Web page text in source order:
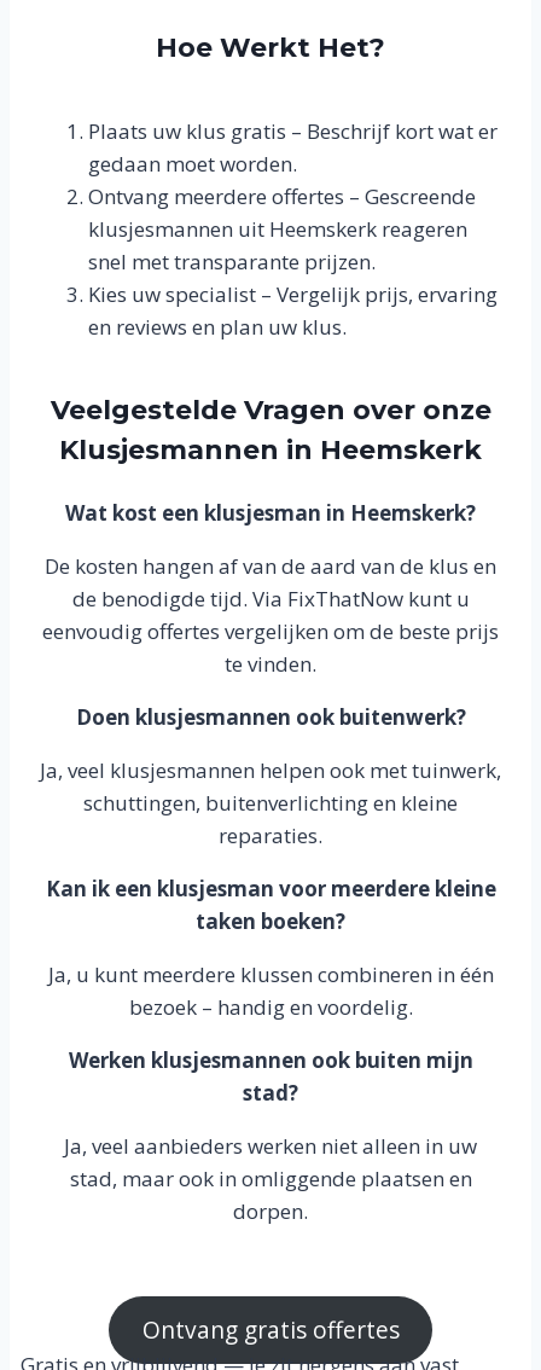
Hoe Werkt Het?
Plaats uw klus gratis – Beschrijf kort wat er
gedaan moet worden.
Ontvang meerdere offertes – Gescreende
klusjesmannen uit Heemskerk reageren
snel met transparante prijzen.
Kies uw specialist – Vergelijk prijs, ervaring
en reviews en plan uw klus.
Veelgestelde Vragen over onze
Klusjesmannen in Heemskerk
Wat kost een klusjesman in Heemskerk?
De kosten hangen af van de aard van de klus en
de benodigde tijd. Via FixThatNow kunt u
eenvoudig offertes vergelijken om de beste prijs
te vinden.
Doen klusjesmannen ook buitenwerk?
Ja, veel klusjesmannen helpen ook met tuinwerk,
schuttingen, buitenverlichting en kleine
reparaties.
Kan ik een klusjesman voor meerdere kleine
taken boeken?
Ja, u kunt meerdere klussen combineren in één
bezoek – handig en voordelig.
Werken klusjesmannen ook buiten mijn
stad?
Ja, veel aanbieders werken niet alleen in uw
stad, maar ook in omliggende plaatsen en
dorpen.
Ontvang gratis offertes